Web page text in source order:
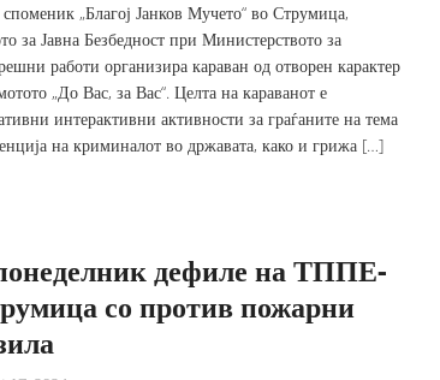
„Благој Јанков Мучето“ во Струмица,
за Јавна Безбедност при Министерството за
работи организира караван од отворен карактер
„До Вас, за Вас“. Целта на караванот е
интерактивни активности за граѓаните на тема
на криминалот во државата, како и грижа […]
дефиле на ТППЕ-
со против пожарни